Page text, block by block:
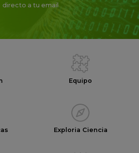
directo a tu email
Equipo
Exploria Ciencia